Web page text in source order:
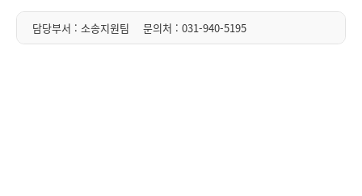
담당부서 : 소송지원팀 문의처 : 031-940-5195